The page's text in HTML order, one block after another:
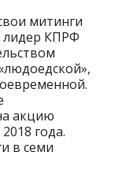
митинги
лидер КПРФ
акцию
года.
в семи